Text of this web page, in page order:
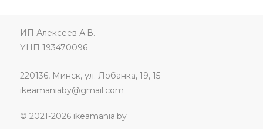
ИП Алексеев А.В.
УНП 193470096
220136, Минск, ул. Лобанка, 19, 15
ikeamaniaby@gmail.com
© 2021-2026 ikeamania.by